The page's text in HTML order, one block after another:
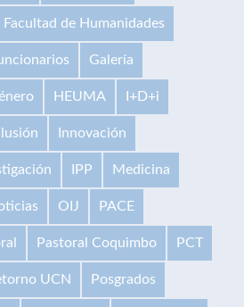
Facultad de Humanidades
Galería
HEUMA I+D+i
Innovación
IPP Medicina
OIJ PACE
Pastoral Coquimbo PCT
UCN Posgrados